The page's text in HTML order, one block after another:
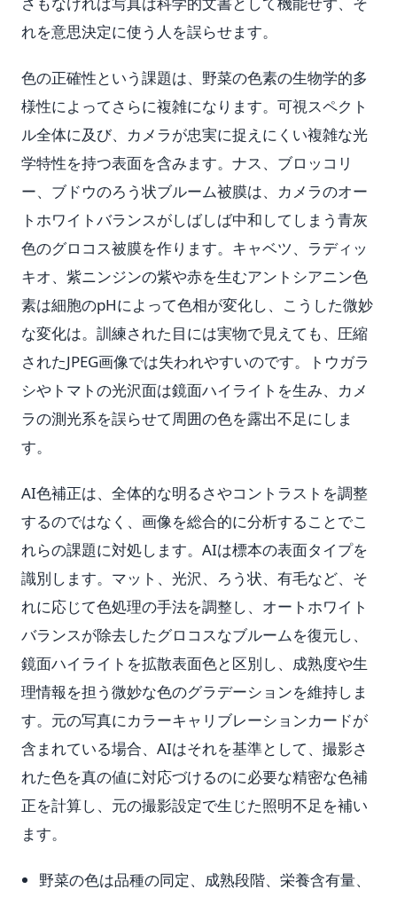
れを意思決定に使う人を誤らせます。
色の正確性という課題は、野菜の色素の生物学的多
様性によってさらに複雑になります。可視スペクト
ル全体に及び、カメラが忠実に捉えにくい複雑な光
学特性を持つ表面を含みます。ナス、ブロッコリ
ー、ブドウのろう状ブルーム被膜は、カメラのオー
トホワイトバランスがしばしば中和してしまう青灰
色のグロコス被膜を作ります。キャベツ、ラディッ
キオ、紫ニンジンの紫や赤を生むアントシアニン色
素は細胞のpHによって色相が変化し、こうした微妙
な変化は。訓練された目には実物で見えても、圧縮
されたJPEG画像では失われやすいのです。トウガラ
シやトマトの光沢面は鏡面ハイライトを生み、カメ
ラの測光系を誤らせて周囲の色を露出不足にしま
す。
AI色補正は、全体的な明るさやコントラストを調整
するのではなく、画像を総合的に分析することでこ
れらの課題に対処します。AIは標本の表面タイプを
識別します。マット、光沢、ろう状、有毛など、そ
れに応じて色処理の手法を調整し、オートホワイト
バランスが除去したグロコスなブルームを復元し、
鏡面ハイライトを拡散表面色と区別し、成熟度や生
理情報を担う微妙な色のグラデーションを維持しま
す。元の写真にカラーキャリブレーションカードが
含まれている場合、AIはそれを基準として、撮影さ
れた色を真の値に対応づけるのに必要な精密な色補
正を計算し、元の撮影設定で生じた照明不足を補い
ます。
野菜の色は品種の同定、成熟段階、栄養含有量、